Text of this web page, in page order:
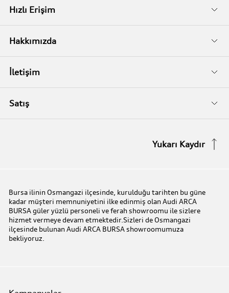
Kampanyalar
Audi Garanti
Audi Kasko
Audi Garanti Plus
Serviste Prestijin 7 Prensibi
Audi Online Team
Benim Audim
Hızlı Erişim
Servis Randevusu
Hakkımızda
Biz Kimiz?
İletişim
İletişim Bilgileri
Satış
Audi prime :plus
Yukarı Kaydır
Bursa ilinin Osmangazi ilçesinde, kurulduğu tarihten bu güne
kadar müşteri memnuniyetini ilke edinmiş olan Audi ARCA
BURSA güler yüzlü personeli ve ferah showroomu ile sizlere
hizmet vermeye devam etmektedir.Sizleri de Osmangazi
ilçesinde bulunan Audi ARCA BURSA showroomumuza
bekliyoruz.